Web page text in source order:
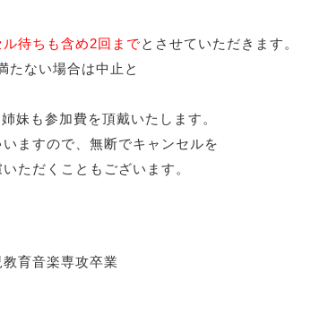
ル待ちも含め2回までとさせていただきます。
たない場合は中止と
妹も参加費を頂戴いたします。
ますので、無断でキャンセルを
ただくこともございます。
育音楽専攻卒業